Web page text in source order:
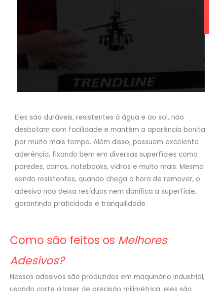
Eles são duráveis, resistentes à água e ao sol, não
desbotam com facilidade e mantêm a aparência bonita
por muito mais tempo. Além disso, possuem excelente
aderência, fixando bem em diversas superfícies como
paredes, carros, notebooks, vidros e muito mais. Mesmo
sendo resistentes, quando chega a hora de remover, o
adesivo não deixa resíduos nem danifica a superfície,
garantindo praticidade e tranquilidade.
Como são feitos os Melhores
Adesivos?
Nossos adesivos são produzidos em maquinário industrial,